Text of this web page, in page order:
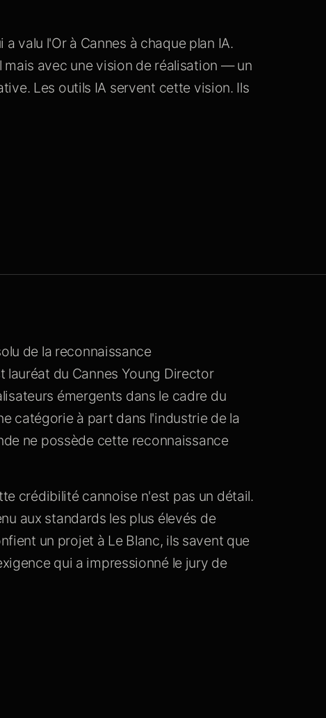
valu l'Or à Cannes à chaque plan IA.
avec une vision de réalisation — un
Les outils IA servent cette vision. Ils
de la reconnaissance
du Cannes Young Director
émergents dans le cadre du
catégorie à part dans l'industrie de la
ne possède cette reconnaissance
crédibilité cannoise n'est pas un détail.
aux standards les plus élevés de
un projet à Le Blanc, ils savent que
qui a impressionné le jury de